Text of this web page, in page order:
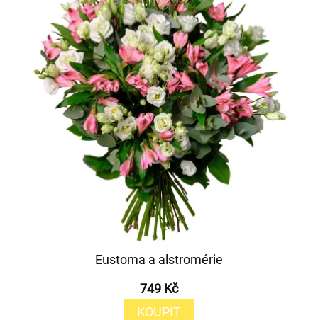
Eustoma a alstromérie
749 Kč
KOUPIT